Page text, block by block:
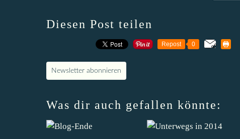
Diesen Post teilen
Repost 0
Newsletter abonnieren
Was dir auch gefallen könnte: